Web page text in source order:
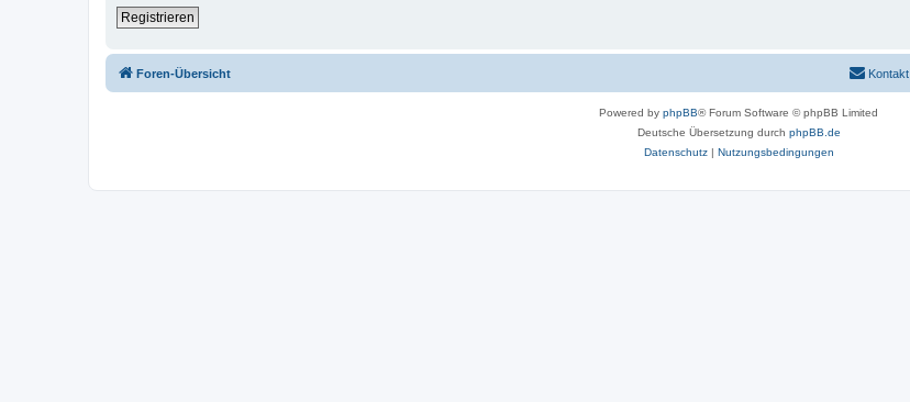
Registrieren
Foren-Übersicht Kontakt
Powered by phpBB® Forum Software © phpBB Limited
Deutsche Übersetzung durch phpBB.de
Datenschutz| Nutzungsbedingungen